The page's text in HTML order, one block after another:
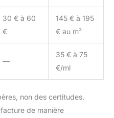
30 € à 60
€
145 € à 195
€ au m²
—
35 € à 75
€/ml
non des certitudes.
de manière